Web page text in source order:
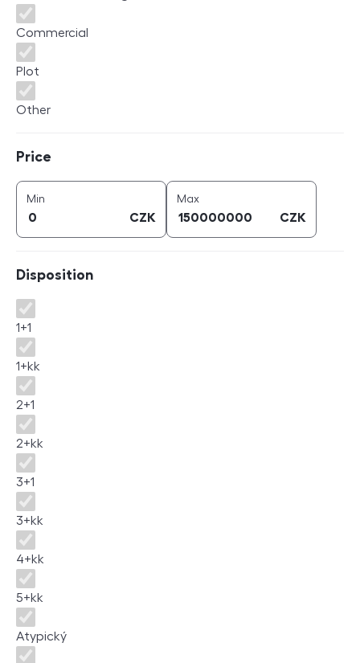
Commercial
Plot
Other
Price
Min
CZK
Maxprice (
CZK
Disposition
Disposition
1+1
1+kk
2+1
2+kk
3+1
3+kk
4+kk
5+kk
Atypický